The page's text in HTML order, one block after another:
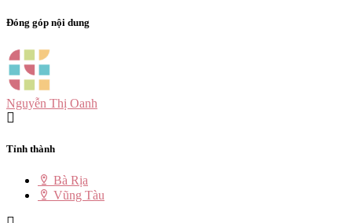
Đóng góp nội dung
Nguyễn Thị Oanh
Tỉnh thành
Bà Rịa
Vũng Tàu